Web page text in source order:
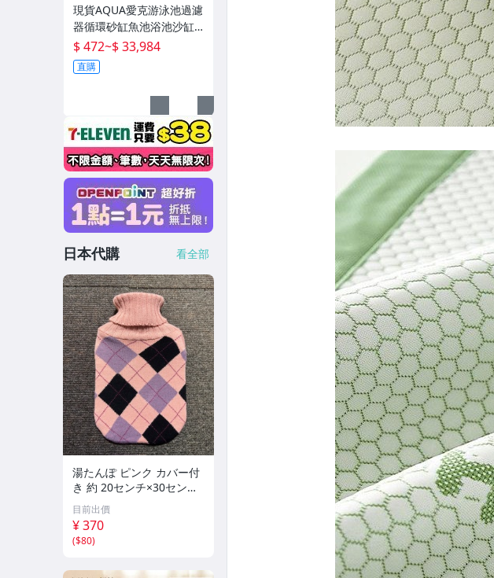
現貨AQUA愛克游泳池過濾
器循環砂缸魚池浴池沙缸
水泵一體機水處理設備
$ 472~$ 33,984
直購
日本代購 看全部
湯たんぽ ピンク カバー付
き 約 20センチ×30センチ
寝具 ゆたんぽ ユタンポ 防
寒
目前出價
¥ 370
($80)